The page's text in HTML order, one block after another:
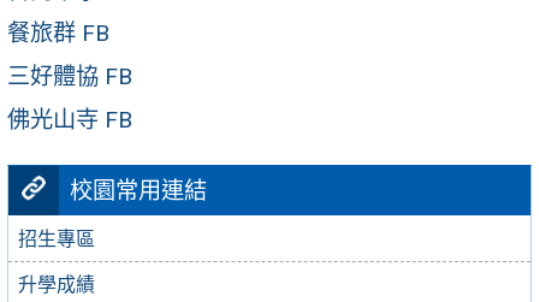
校園常用連結
招生專區
升學成績
餐旅群 FB
三好體協 FB
佛光山寺 FB